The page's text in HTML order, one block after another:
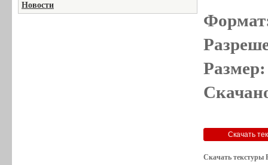
Новости
Скачать текстуры